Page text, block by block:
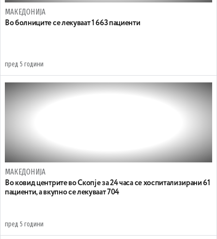
МАКЕДОНИЈА
Во болниците се лекуваат 1 663 пациенти
пред 5 години
МАКЕДОНИЈА
Во ковид центрите во Скопје за 24 часа се хоспитализирани 61
пациенти, а вкупно се лекуваaт 704
пред 5 години